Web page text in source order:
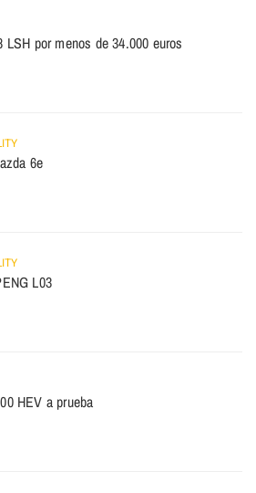
LSH por menos de 34.000 euros
6e
L03
HEV a prueba